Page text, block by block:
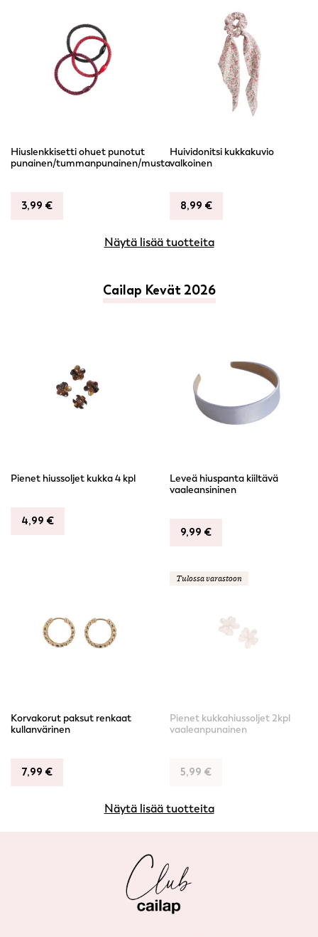
Hiuslenkkisetti ohuet punotut
punainen/tummanpunainen/musta
3,99 €
Huividonitsi kukkakuvio
valkoinen
8,99 €
Näytä lisää tuotteita
Cailap Kevät 2026
Pienet hiussoljet kukka 4 kpl
4,99 €
Leveä hiuspanta kiiltävä
vaaleansininen
9,99 €
Korvakorut paksut renkaat
kullanvärinen
7,99 €
Tulossa varastoon
Pienet kukkahiussoljet 2kpl
vaaleanpunainen
5,99 €
Näytä lisää tuotteita